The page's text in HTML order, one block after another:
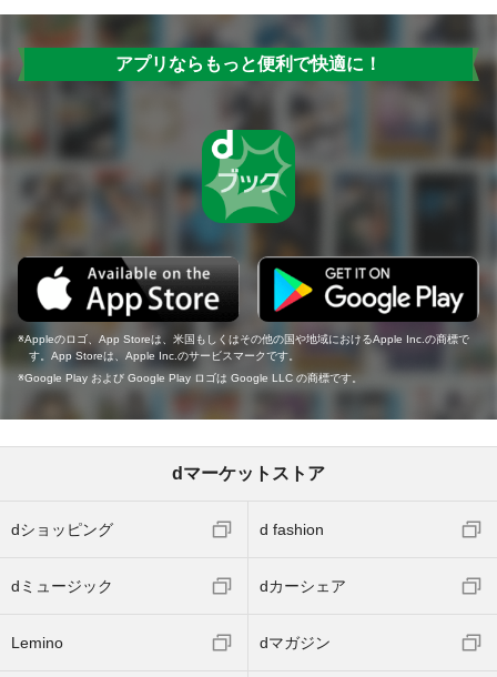
アプリならもっと便利で快適に！
Appleのロゴ、App Storeは、米国もしくはその他の国や地域におけるApple Inc.の商標で
す。App Storeは、Apple Inc.のサービスマークです。
Google Play および Google Play ロゴは Google LLC の商標です。
dマーケットストア
dショッピング d fashion
dミュージック dカーシェア
Lemino dマガジン